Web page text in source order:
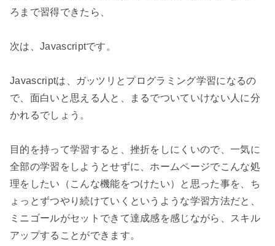
ろまで習得できたら、
次は、Javascriptです。
Javascriptは、ガッツリとプログラミング学習になるの
で、面白いと思える人と、まるでついていけない人に分
かれるでしょう。
目的を持って学習すると、挫折をしにくいので、一気に
全部の学習をしようとせずに、ホームページでこんな処
理をしたい（こんな機能をつけたい）と思った事を、ち
ょっとずつやり続けていくというような学習方法だと、
ミニゴールがセットできて達成感を感じながら、スキル
アップすることができます。